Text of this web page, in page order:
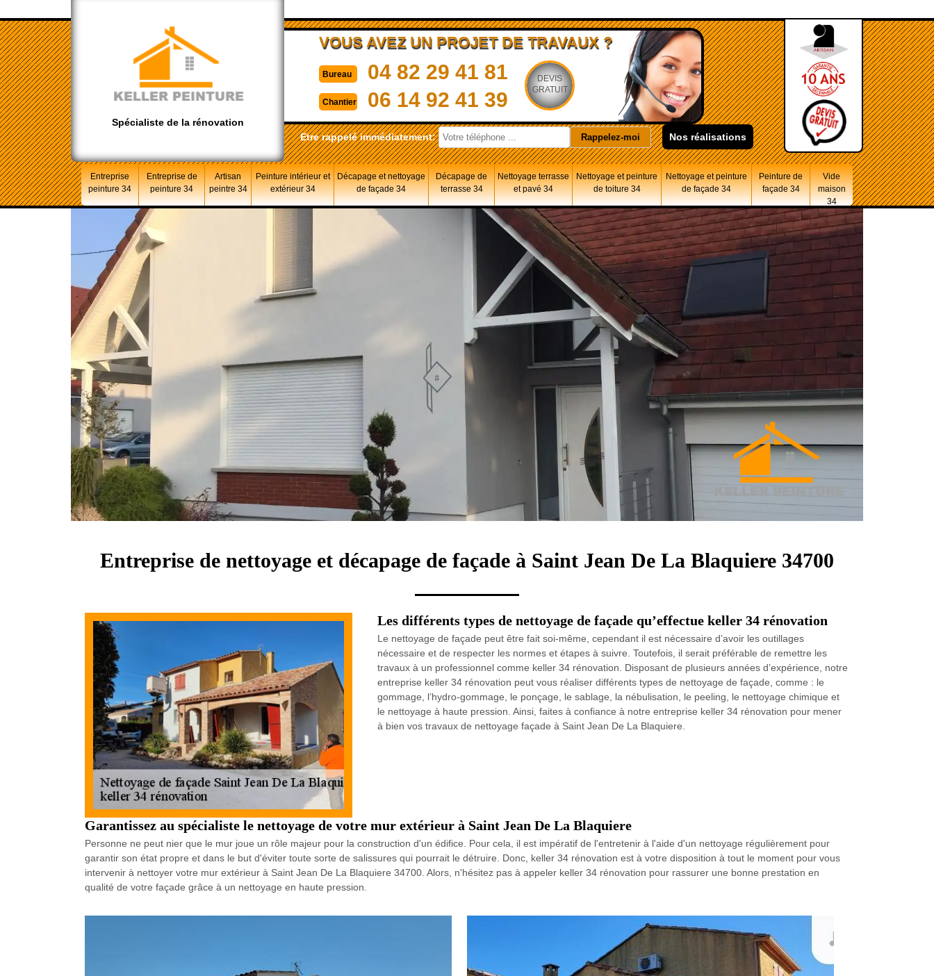
Spécialiste de la rénovation
VOUS AVEZ UN PROJET DE TRAVAUX ?
Bureau 04 82 29 41 81
Chantier 06 14 92 41 39
DEVIS
GRATUIT
Etre rappelé immédiatement: Nos réalisations
Entreprise
peinture 34
Entreprise de
peinture 34
Artisan
peintre 34
Peinture intérieur et
extérieur 34
Décapage et nettoyage
de façade 34
Décapage de
terrasse 34
Nettoyage terrasse
et pavé 34
Nettoyage et peinture
de toiture 34
Nettoyage et peinture
de façade 34
Peinture de
façade 34
Vide
maison
34
Entreprise de nettoyage et décapage de façade à Saint Jean De La Blaquiere 34700
Les différents types de nettoyage de façade qu’effectue keller 34 rénovation
Le nettoyage de façade peut être fait soi-même, cependant il est nécessaire d’avoir les outillages
nécessaire et de respecter les normes et étapes à suivre. Toutefois, il serait préférable de remettre les
travaux à un professionnel comme keller 34 rénovation. Disposant de plusieurs années d’expérience, notre
entreprise keller 34 rénovation peut vous réaliser différents types de nettoyage de façade, comme : le
gommage, l’hydro-gommage, le ponçage, le sablage, la nébulisation, le peeling, le nettoyage chimique et
le nettoyage à haute pression. Ainsi, faites à confiance à notre entreprise keller 34 rénovation pour mener
à bien vos travaux de nettoyage façade à Saint Jean De La Blaquiere.
Garantissez au spécialiste le nettoyage de votre mur extérieur à Saint Jean De La Blaquiere
Personne ne peut nier que le mur joue un rôle majeur pour la construction d'un édifice. Pour cela, il est impératif de l'entretenir à l'aide d'un nettoyage régulièrement pour
garantir son état propre et dans le but d'éviter toute sorte de salissures qui pourrait le détruire. Donc, keller 34 rénovation est à votre disposition à tout le moment pour vous
intervenir à nettoyer votre mur extérieur à Saint Jean De La Blaquiere 34700. Alors, n'hésitez pas à appeler keller 34 rénovation pour rassurer une bonne prestation en
qualité de votre façade grâce à un nettoyage en haute pression.